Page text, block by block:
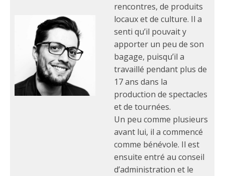
rencontres, de produits
locaux et de culture. Il a
senti qu’il pouvait y
apporter un peu de son
bagage, puisqu’il a
travaillé pendant plus de
17 ans dans la
production de spectacles
et de tournées.
Un peu comme plusieurs
avant lui, il a commencé
comme bénévole. Il est
ensuite entré au conseil
d’administration et le